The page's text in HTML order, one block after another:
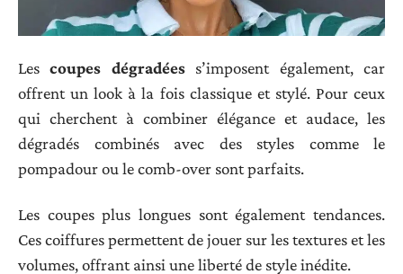
Lescoupes dégradéess’imposent également, car
offrent un look à la fois classique et stylé. Pour ceux
qui cherchent à combiner élégance et audace, les
dégradés combinés avec des styles comme le
pompadour ou le comb-over sont parfaits.
Les coupes plus longues sont également tendances.
Ces coiffures permettent de jouer sur les textures et les
volumes, offrant ainsi une liberté de style inédite.